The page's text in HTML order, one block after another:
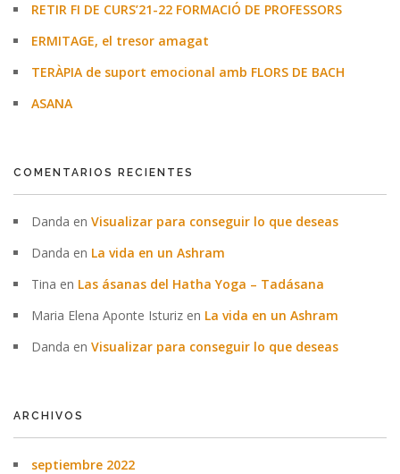
RETIR FI DE CURS’21-22 FORMACIÓ DE PROFESSORS
ERMITAGE, el tresor amagat
TERÀPIA de suport emocional amb FLORS DE BACH
ASANA
COMENTARIOS RECIENTES
Danda en Visualizar para conseguir lo que deseas
Danda en La vida en un Ashram
Tina en Las ásanas del Hatha Yoga – Tadásana
Maria Elena Aponte Isturiz en La vida en un Ashram
Danda en Visualizar para conseguir lo que deseas
ARCHIVOS
septiembre 2022